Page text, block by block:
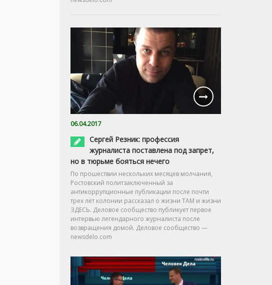
06.04.2017
Сергей Резник: профессия
журналиста поставлена под запрет,
но в тюрьме бояться нечего
По прошествии нескольких месяцев молчания,
Ростовский политзаключенный за
антикоррупционные публикации после почти
трех лет колонии рассказал о жизни ТАМ и жизни
ЗДЕСЬ. Деловое сообщество публикует первое
интервью легендарного журналиста после
возвращения домой. Деловое сообщество —
newsdelo.com